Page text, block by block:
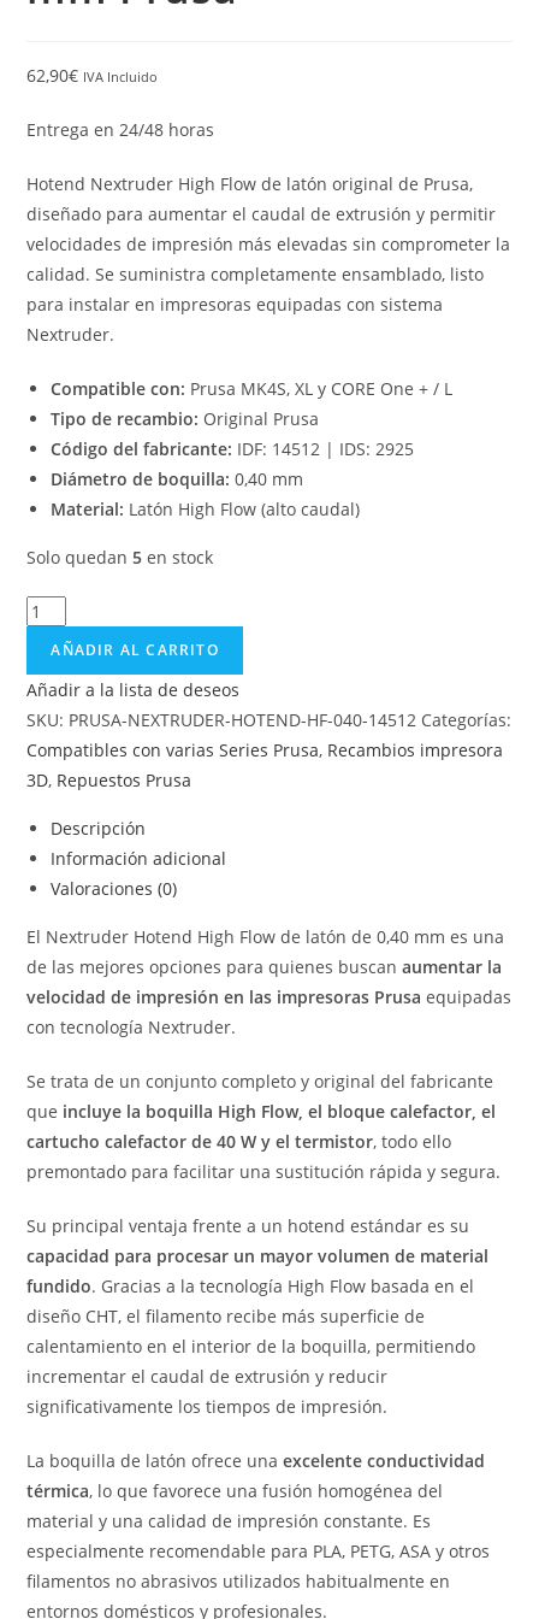
62,90€ IVA Incluido
Entrega en 24/48 horas
Hotend Nextruder High Flow de latón original de Prusa,
diseñado para aumentar el caudal de extrusión y permitir
velocidades de impresión más elevadas sin comprometer la
calidad. Se suministra completamente ensamblado, listo
para instalar en impresoras equipadas con sistema
Nextruder.
Compatible con: Prusa MK4S, XL y CORE One + / L
Tipo de recambio: Original Prusa
Código del fabricante: IDF: 14512 | IDS: 2925
Diámetro de boquilla: 0,40 mm
Material: Latón High Flow (alto caudal)
Solo quedan5 en stock
AÑADIR AL CARRITO
Añadir a la lista de deseos
SKU: PRUSA-NEXTRUDER-HOTEND-HF-040-14512 Categorías:
Compatibles con varias Series Prusa, Recambios impresora
3D, Repuestos Prusa
Descripción
Información adicional
Valoraciones (0)
El Nextruder Hotend High Flow de latón de 0,40 mm es una
de las mejores opciones para quienes buscanaumentar la
velocidad de impresión en las impresoras Prusa equipadas
con tecnología Nextruder.
Se trata de un conjunto completo y original del fabricante
que incluye la boquilla High Flow, el bloque calefactor, el
cartucho calefactor de 40 W y el termistor, todo ello
premontado para facilitar una sustitución rápida y segura.
Su principal ventaja frente a un hotend estándar es su
capacidad para procesar un mayor volumen de material
fundido. Gracias a la tecnología High Flow basada en el
diseño CHT, el filamento recibe más superficie de
calentamiento en el interior de la boquilla, permitiendo
incrementar el caudal de extrusión y reducir
significativamente los tiempos de impresión.
La boquilla de latón ofrece unaexcelente conductividad
térmica, lo que favorece una fusión homogénea del
material y una calidad de impresión constante. Es
especialmente recomendable para PLA, PETG, ASA y otros
filamentos no abrasivos utilizados habitualmente en
entornos domésticos y profesionales.